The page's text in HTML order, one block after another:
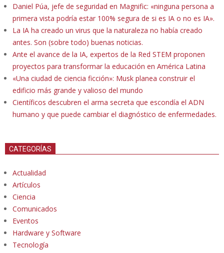
Daniel Púa, jefe de seguridad en Magnific: «ninguna persona a
primera vista podría estar 100% segura de si es IA o no es IA».
La IA ha creado un virus que la naturaleza no había creado
antes. Son (sobre todo) buenas noticias.
Ante el avance de la IA, expertos de la Red STEM proponen
proyectos para transformar la educación en América Latina
«Una ciudad de ciencia ficción»: Musk planea construir el
edificio más grande y valioso del mundo
Científicos descubren el arma secreta que escondía el ADN
humano y que puede cambiar el diagnóstico de enfermedades.
CATEGORÍAS
Actualidad
Artículos
Ciencia
Comunicados
Eventos
Hardware y Software
Tecnología